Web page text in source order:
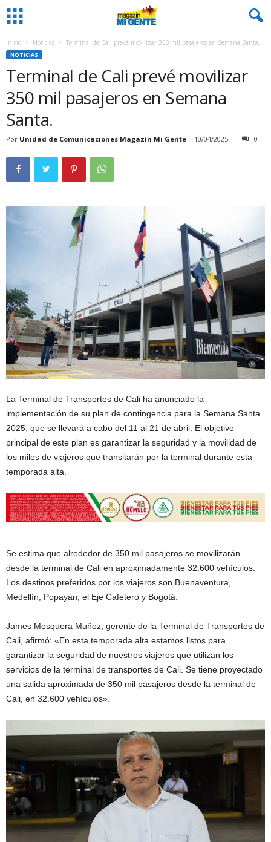
Inicio Noticias Terminal de Cali prevé movilizar 350 mil pasajeros en Semana Santa.
NOTICIAS
Terminal de Cali prevé movilizar
350 mil pasajeros en Semana
Santa.
Por Unidad de Comunicaciones Magazín Mi Gente - 10/04/2025 0
La Terminal de Transportes de Cali ha anunciado la
implementación de su plan de contingencia para la Semana Santa
2025, que se llevará a cabo del 11 al 21 de abril. El objetivo
principal de este plan es garantizar la seguridad y la movilidad de
los miles de viajeros que transitarán por la terminal durante esta
temporada alta.
Se estima que alrededor de 350 mil pasajeros se movilizarán
desde la terminal de Cali en aproximadamente 32.600 vehículos.
Los destinos preferidos por los viajeros son Buenaventura,
Medellín, Popayán, el Eje Cafetero y Bogotá.
James Mosquera Muñoz, gerente de la Terminal de Transportes de
Cali, afirmó: «En esta temporada alta estamos listos para
garantizar la seguridad de nuestros viajeros que utilizan los
servicios de la terminal de transportes de Cali. Se tiene proyectado
una salida aproximada de 350 mil pasajeros desde la terminal de
Cali, en 32.600 vehículos».